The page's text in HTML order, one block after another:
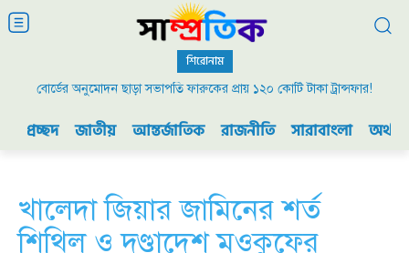
শিরোনাম
বোর্ডের অনুমোদন ছাড়া সভাপতি ফারুকের প্রায় ১২০ কোটি টাকা ট্রান্সফার!
প্রচ্ছদ জাতীয় আন্তর্জাতিক রাজনীতি সারাবাংলা
খালেদা জিয়ার জামিনের শর্ত
শিথিল ও দণ্ডাদেশ মওকুফের